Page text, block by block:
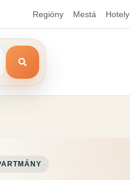
Regióny Mestá Hotely